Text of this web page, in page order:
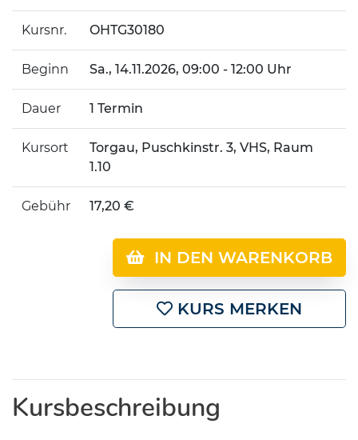
Kursnr. OHTG30180
Beginn Sa., 14.11.2026, 09:00 - 12:00 Uhr
Dauer 1 Termin
Kursort
Torgau, Puschkinstr. 3, VHS, Raum
1.10
Gebühr 17,20 €
IN DEN WARENKORB
KURS MERKEN
Kursbeschreibung